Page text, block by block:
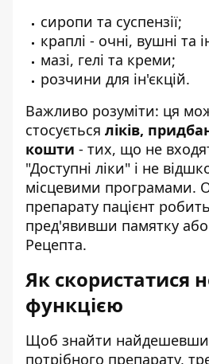
сиропи та суспензії;
краплі - очні, вушні та
мазі, гелі та креми;
розчини для ін'єкцій.
Важливо розуміти: ця
стосується ліків,
кошти - тих, що не
"Доступні ліки" і не
місцевими програмами.
препарату пацієнт
пред'явивши памятку
Рецепта.
Як скористатися
функцією
Щоб знайти
потрібного препарату,